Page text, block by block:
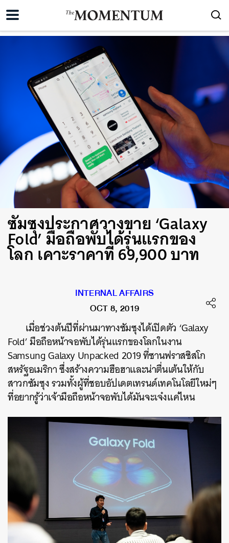
ซัมซุงประกาศวางขาย ‘Galaxy
Fold’ มือถือพับได้รุ่นแรกของ
โลก เคาะราคาที่ 69,900 บาท
INTERNAL AFFAIRS
OCT 8, 2019
เมื่อช่วงต้นปีที่ผ่านมาทางซัมซุงได้เปิดตัว ‘Galaxy
Fold’ มือถือหน้าจอพับได้รุ่นแรกของโลกในงาน
Samsung Galaxy Unpacked 2019 ที่ซานฟราสซิสโก
สหรัฐอเมริกา ซึ่งสร้างความฮือฮาและน่าตื่นเต้นให้กับ
สาวกซัมซุง รวมทั้งผู้ที่ชอบอัปเดตเทรนด์เทคโนโลยีใหม่ๆ
ที่อยากรู้ว่าเจ้ามือถือหน้าจอพับได้มันจะเจ๋งแค่ไหน